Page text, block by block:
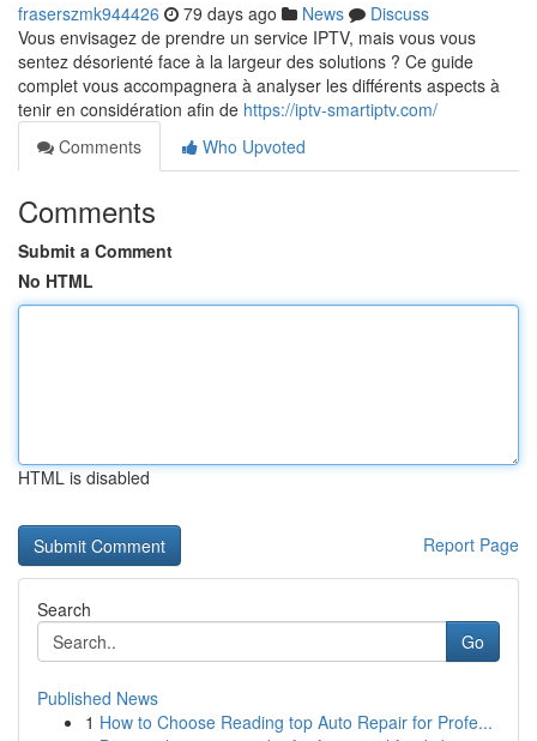
fraserszmk944426 79 days ago News
Discuss
Vous envisagez de prendre un service IPTV, mais vous vous
sentez désorienté face à la largeur des solutions ? Ce guide
complet vous accompagnera à analyser les différents aspects à
tenir en considération afin de https://iptv-smartiptv.com/
Comments
Who Upvoted
Comments
Submit a Comment
No HTML
HTML is disabled
Report Page
Search
Go
Published News
1 How to Choose Reading top Auto Repair for Profe...